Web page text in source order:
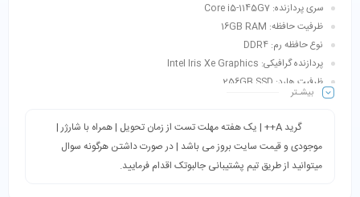
سری پردازنده: Core i5-1145G7
ظرفیت حافظه: 16GB RAM
نوع حافظه رم: DDR4
پردازنده گرافیکی: Intel Iris Xe Graphics
ظرفیت هارد: 256GB SSD
صفحه نمایش: 13.3 اینچ FHD
رنگ: مشکی
بیشـتر
گرید A++ | یک هفته مهلت تست از زمان تحویل | همراه با شارژر |
موجودی و قیمت سایت بروز می باشد | در صورت داشتن هرگونه سوال
میتوانید از طریق تیم پشتیبانی جالبوتک اقدام فرمایید.